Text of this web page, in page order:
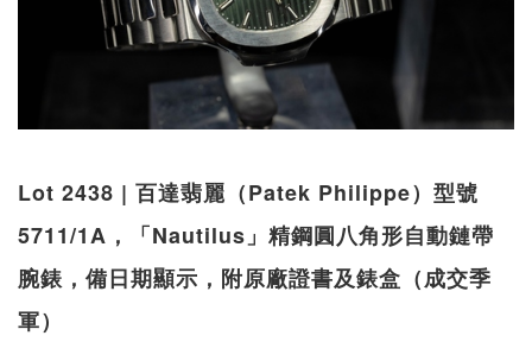
Lot 2438 | 百達翡麗（Patek Philippe）型號
5711/1A，「Nautilus」精鋼圓八角形自動鏈帶
腕錶，備日期顯示，附原廠證書及錶盒（成交季
軍）